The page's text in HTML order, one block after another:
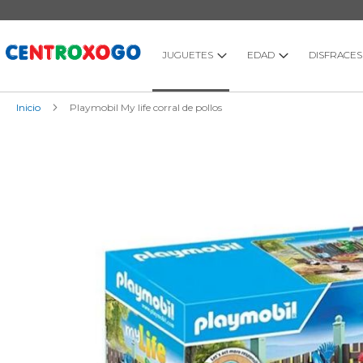
al
JUGUETES EDAD DISFRACES
Inicio Playmobil My life corral de pollos